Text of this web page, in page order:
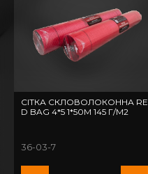
СІТКА СКЛОВОЛОКОННА RE
D BAG 4*5 1*50М 145 Г/М2
36-03-7